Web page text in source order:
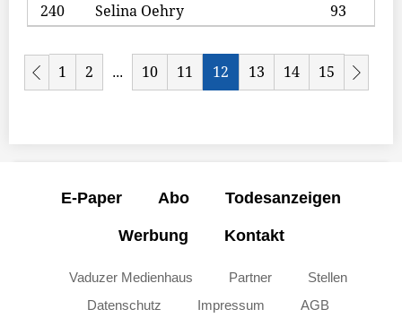
240
Selina Oehry 93
1 2 ... 10 11 12 13 14 15
E-Paper Abo Todesanzeigen
Werbung Kontakt
Vaduzer Medienhaus Partner
Stellen
Datenschutz
Impressum AGB